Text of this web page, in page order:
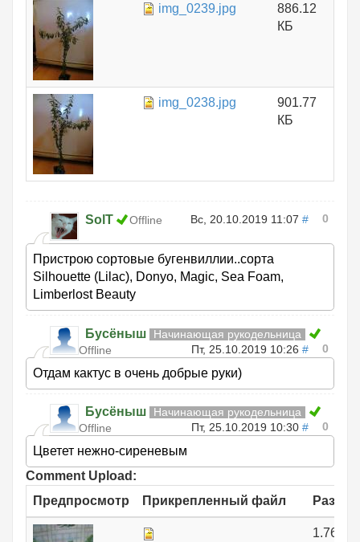
img_0239.jpg
886.12
КБ
img_0238.jpg
901.77
КБ
SolT Offline Вс, 20.10.2019 11:07 # 0
Пристрою сортовые бугенвиллии..сорта
Silhouette (Lilac), Donyo, Magic, Sea Foam,
Limberlost Beauty
Бусёныш
Начинающая рукодельница
Offline
Пт, 25.10.2019 10:26 # 0
Отдам кактус в очень добрые руки)
Бусёныш
Начинающая рукодельница
Offline
Пт, 25.10.2019 10:30 # 0
Цветет нежно-сиреневым
Comment Upload:
Предпросмотр
Прикрепленный файл Размер
1.76 МБ